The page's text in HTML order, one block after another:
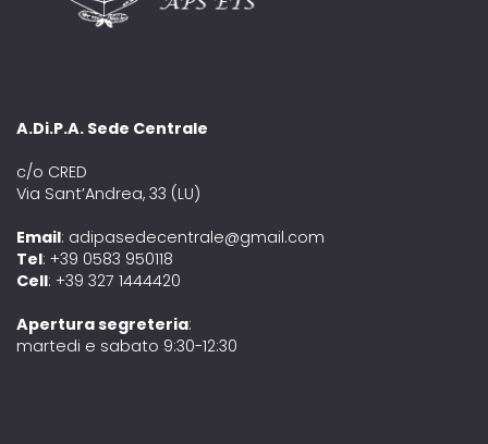
A.Di.P.A. Sede Centrale
c/o CRED
Via Sant’Andrea, 33 (LU)
Email: adipasedecentrale@gmail.com
Tel: +39 0583 950118
Cell: +39 327 1444420
Apertura segreteria:
martedi e sabato 9:30-12:30